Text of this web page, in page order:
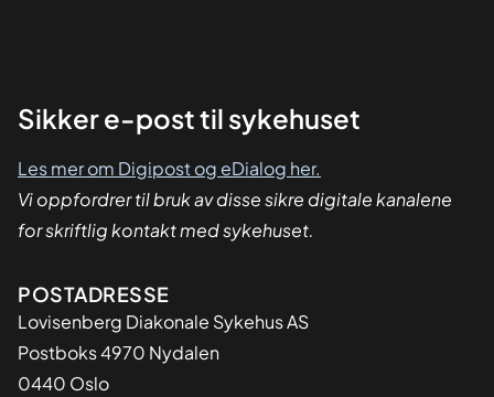
Sikker
Sikker e-post til sykehuset
Les mer om Digipost og eDialog her.
Vi oppfordrer til bruk av disse sikre digitale kanalene
for skriftlig kontakt med sykehuset.
Adresse
POSTADRESSE
Lovisenberg Diakonale Sykehus AS
Postboks 4970 Nydalen
0440 Oslo